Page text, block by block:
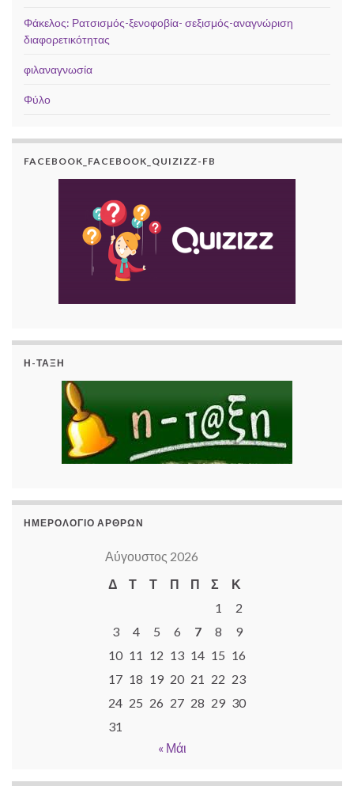
Φάκελος: Ρατσισμός-ξενοφοβία- σεξισμός-αναγνώριση
διαφορετικότητας
φιλαναγνωσία
Φύλο
FACEBOOK_FACEBOOK_QUIZIZZ-FB
Η-ΤΆΞΗ
ΗΜΕΡΟΛΌΓΙΟ ΆΡΘΡΩΝ
Αύγουστος 2026
Δ
Τ Τ Π Π Σ
Κ
1
2
3
4 5 6 7 8
9
10 11 12 13 14 15 16
17 18 19 20 21 22 23
24 25 26 27 28 29 30
31
« Μάι